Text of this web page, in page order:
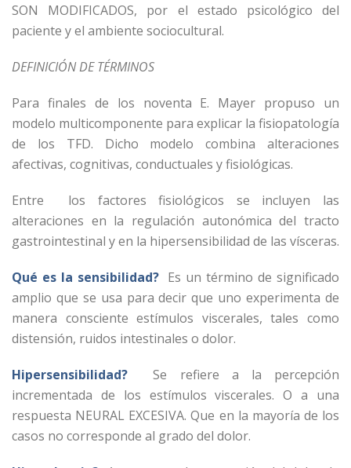
SON MODIFICADOS, por el estado psicológico del
paciente y el ambiente sociocultural.
DEFINICIÓN DE TÉRMINOS
Para finales de los noventa E. Mayer propuso un
modelo multicomponente para explicar la fisiopatología
de los TFD. Dicho modelo combina alteraciones
afectivas, cognitivas, conductuales y fisiológicas.
Entre los factores fisiológicos se incluyen las
alteraciones en la regulación autonómica del tracto
gastrointestinal y en la hipersensibilidad de las vísceras.
Qué es la sensibilidad? Es un término de significado
amplio que se usa para decir que uno experimenta de
manera consciente estímulos viscerales, tales como
distensión, ruidos intestinales o dolor.
Hipersensibilidad?
Se refiere a la percepción
incrementada de los estímulos viscerales. O a una
respuesta NEURAL EXCESIVA. Que en la mayoría de los
casos no corresponde al grado del dolor.